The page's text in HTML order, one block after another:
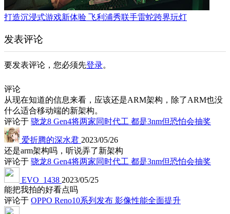
打造沉浸式游戏新体验 飞利浦秀联手雷蛇跨界玩灯
发表评论
要发表评论，您必须先登录。
评论
从现在知道的信息来看，应该还是ARM架构，除了ARM也没
什么适合移动端的新架构。
评论于 骁龙8 Gen4将两家同时代工 都是3nm但恐怕会抽奖
爱折腾的深水君 2023/05/26
还是arm架构吗，听说弄了新架构
评论于 骁龙8 Gen4将两家同时代工 都是3nm但恐怕会抽奖
EVO_1438 2023/05/25
能把我拍的好看点吗
评论于 OPPO Reno10系列发布 影像性能全面提升